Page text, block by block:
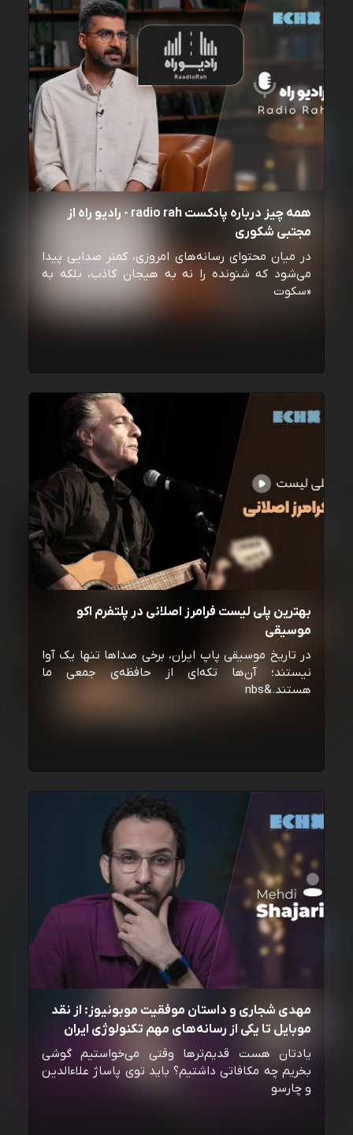
همه چیز درباره پادکست radio rah - رادیو راه از
مجتبی شکوری
در میان محتوای رسانه‌های امروزی، کمتر صدایی پیدا
می‌شود که شنونده را نه به هیجان کاذب، بلکه به
«سکوت
بهترین پلی لیست فرامرز اصلانی در پلتفرم اکو
موسیقی
در تاریخ موسیقی پاپ ایران، برخی صداها تنها یک آوا
نیستند؛ آن‌ها تکه‌ای از حافظه‌ی جمعی ما
هستند.&nbs
مهدی شجاری و داستان موفقیت موبونیوز: از نقد
موبایل تا یکی از رسانه‌‌های مهم تکنولوژی ایران
یادتان هست قدیم‌ترها وقتی می‌خواستیم گوشی
بخریم چه مکافاتی داشتیم؟ باید توی پاساژ علاءالدین
و چارسو